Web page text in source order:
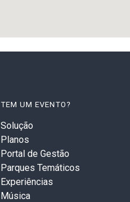
TEM UM EVENTO?
Solução
Planos
Portal de Gestão
Parques Temáticos
Experiências
Música